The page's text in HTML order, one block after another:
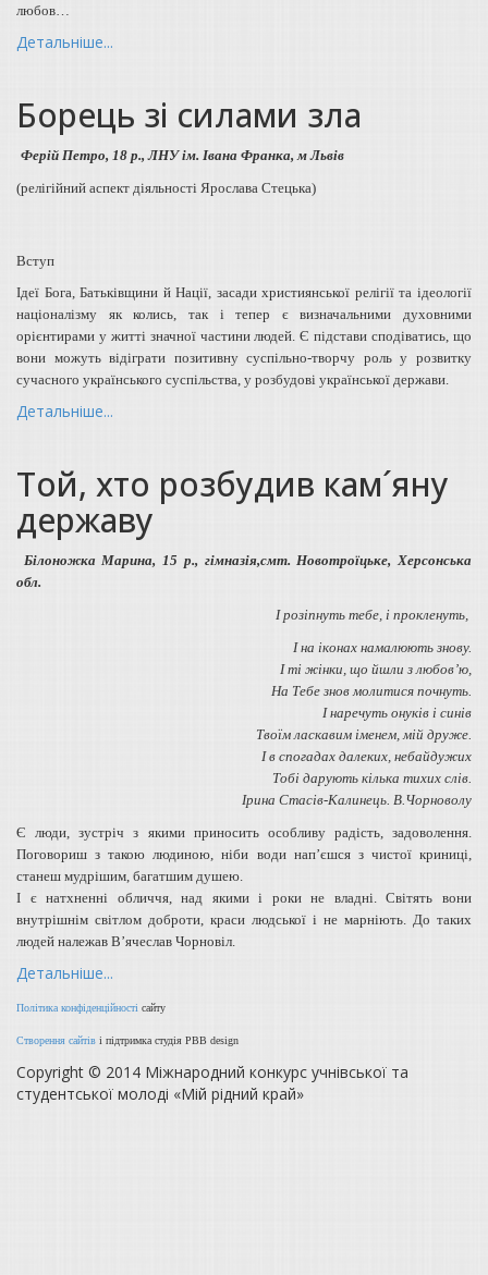
любов…
Детальніше...
Борець зі силами зла
Ферій Петро, 18 р., ЛНУ ім. Івана Франка, м Львів
(релігійний аспект діяльності Ярослава Стецька)
Вступ
Ідеї Бога, Батьківщини й Нації, засади християнської релігії та ідеології
націоналізму як колись, так і тепер є визначальними духовними
орієнтирами у житті значної частини людей. Є підстави сподіватись, що
вони можуть відіграти позитивну суспільно-творчу роль у розвитку
сучасного українського суспільства, у розбудові української держави.
Детальніше...
Той, хто розбудив кам´яну
державу
Білоножка Марина, 15 р., гімназія,смт. Новотроїцьке, Херсонська
обл.
І розіпнуть тебе, і прокленуть,
І на іконах намалюють знову.
І ті жінки, що йшли з любов’ю,
На Тебе знов молитися почнуть.
І наречуть онуків і синів
Твоїм ласкавим іменем, мій друже.
І в спогадах далеких, небайдужих
Тобі дарують кілька тихих слів.
Ірина Стасів-Калинець. В.Чорноволу
Є люди, зустріч з якими приносить особливу радість, задоволення.
Поговориш з такою людиною, ніби води нап’єшся з чистої криниці,
станеш мудрішим, багатшим душею.
І є натхненні обличчя, над якими і роки не владні. Світять вони
внутрішнім світлом доброти, краси людської і не марніють. До таких
людей належав В’ячеслав Чорновіл.
Детальніше...
Політика конфіденційності сайту
Створення сайтів і підтримка студія PBB design
Copyright © 2014 Міжнародний конкурс учнівської та
студентської молоді «Мій рідний край»